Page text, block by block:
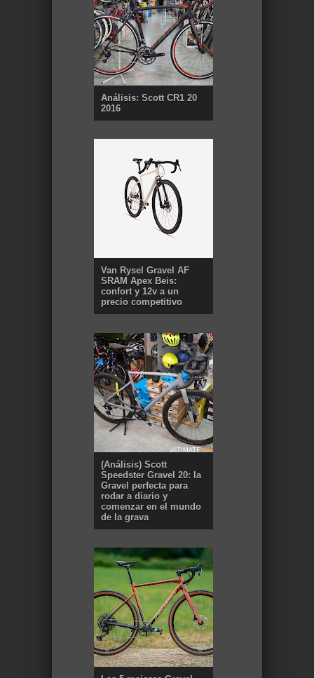
Análisis: Scott CR1 20
2016
Van Rysel Gravel AF
SRAM Apex Beis:
confort y 12v a un
precio competitivo
(Análisis) Scott
Speedster Gravel 20: la
Gravel perfecta para
rodar a diario y
comenzar en el mundo
de la grava